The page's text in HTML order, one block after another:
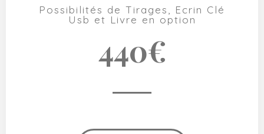
Possibilités de Tirages, Ecrin Clé
Usb et Livre en option
440€